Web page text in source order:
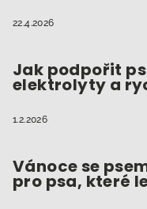
22.4.2026
Jak podpořit
elektrolyty a
1.2.2026
Vánoce se
pro psa, které